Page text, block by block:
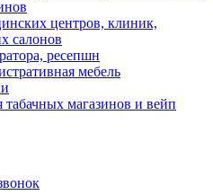
центров, клиник,
салонов
ресепшн
мебель
табачных магазинов и вейп